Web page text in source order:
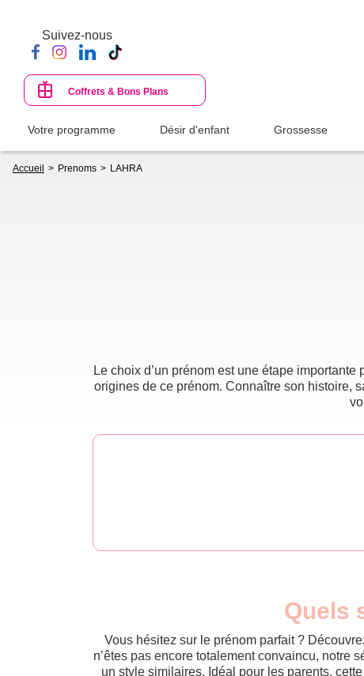
contenu
principal
Suivez-nous
Coffrets & Bons Plans
Votre programme Désir d'enfant Grossesse
d'Ariane
Accueil Prenoms LAHRA
Le choix d’un prénom est une étape
origines de ce prénom. Connaître son histoire,
Quels
Vous hésitez sur le prénom parfait ?
n’êtes pas encore totalement convaincu, notre
un style similaires. Idéal pour les parents,